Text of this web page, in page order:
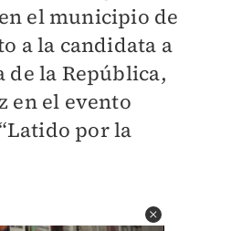
el municipio de
a la candidata a
de la República,
en el evento
por la